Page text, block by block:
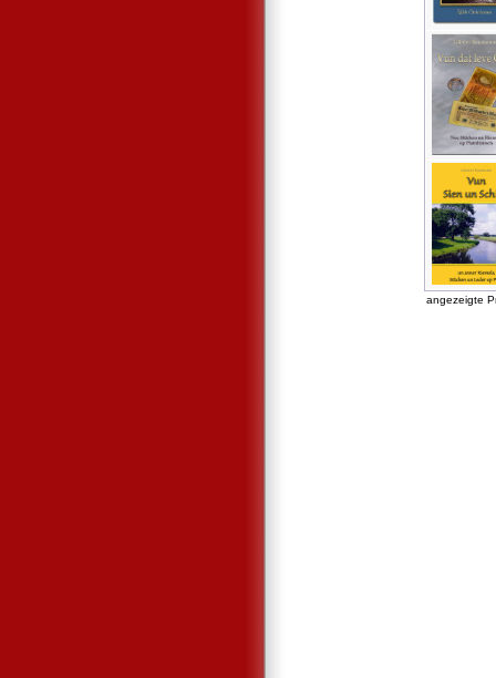
angezeigte